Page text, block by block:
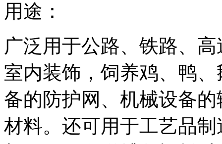
用途：
广泛用于公路、铁路、
室内装饰，饲养鸡、鸭
备的防护网、机械设备
材料。还可用于工艺品